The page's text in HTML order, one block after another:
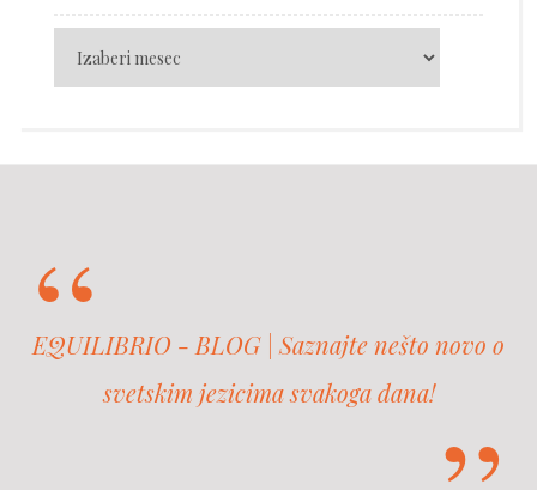
EQUILIBRIO - BLOG | Saznajte nešto novo o
svetskim jezicima svakoga dana!